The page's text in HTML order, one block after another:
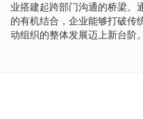
业搭建起跨部门沟通的桥梁。
的有机结合，企业能够打破传
动组织的整体发展迈上新台阶。